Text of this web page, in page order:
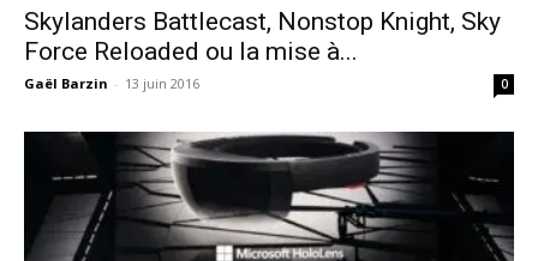
Skylanders Battlecast, Nonstop Knight, Sky
Force Reloaded ou la mise à...
Gaël Barzin - 13 juin 2016 0